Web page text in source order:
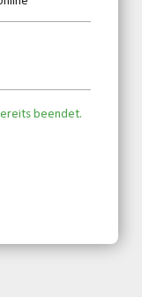
beendet.